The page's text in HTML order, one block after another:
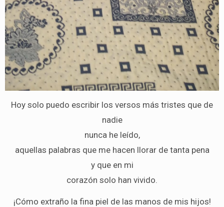
Hoy solo puedo escribir los versos más tristes que de
nadie
nunca he leído,
aquellas palabras que me hacen llorar de tanta pena
y que en mi
corazón solo han vivido.
¡Cómo extraño la fina piel de las manos de mis hijos!